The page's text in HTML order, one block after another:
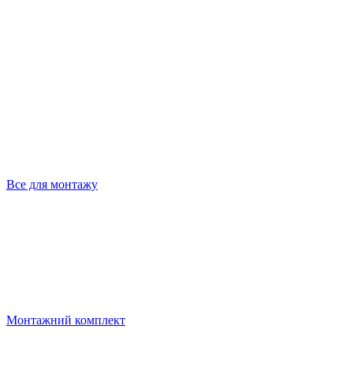
Все для монтажу
Монтажний комплект